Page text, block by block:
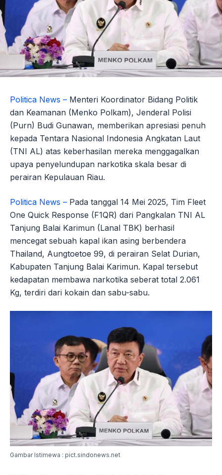
Politica News – Menteri Koordinator Bidang Politik
dan Keamanan (Menko Polkam), Jenderal Polisi
(Purn) Budi Gunawan, memberikan apresiasi penuh
kepada Tentara Nasional Indonesia Angkatan Laut
(TNI AL) atas keberhasilan mereka menggagalkan
upaya penyelundupan narkotika skala besar di
perairan Kepulauan Riau.
Politica News – Pada tanggal 14 Mei 2025, Tim Fleet
One Quick Response (F1QR) dari Pangkalan TNI AL
Tanjung Balai Karimun (Lanal TBK) berhasil
mencegat sebuah kapal ikan asing berbendera
Thailand, Aungtoetoe 99, di perairan Selat Durian,
Kabupaten Tanjung Balai Karimun. Kapal tersebut
kedapatan membawa narkotika seberat total 2.061
Kg, terdiri dari kokain dan sabu-sabu.
Gambar Istimewa : pict.sindonews.net